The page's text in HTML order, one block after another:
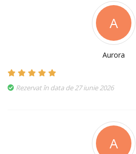
A
Aurora
Rezervat în data de 27 iunie 2026
A